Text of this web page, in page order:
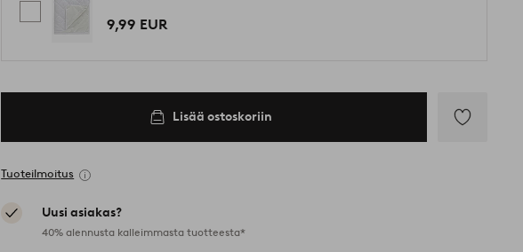
9,99 EUR
Lisää ostoskoriin
Tuoteilmoitus
Uusi asiakas?
40% alennusta kalleimmasta tuotteesta*